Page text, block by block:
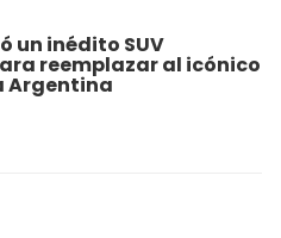
un inédito SUV
reemplazar al icónico
Argentina